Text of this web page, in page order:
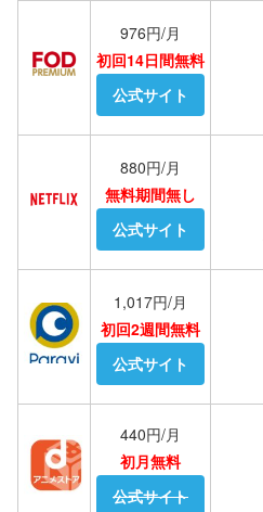
976円/月
初回14日間無料
公式サイト
880円/月
無料期間無し
公式サイト
1,017円/月
初回2週間無料
公式サイト
440円/月
初月無料
公式サイト